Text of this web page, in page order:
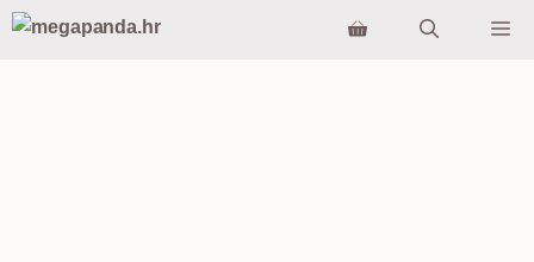
Preskoči